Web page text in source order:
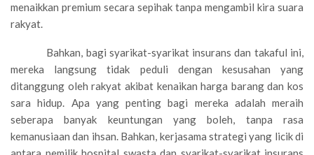
menaikkan premium secara sepihak tanpa mengambil kira suara
rakyat.
Bahkan, bagi syarikat-syarikat insurans dan takaful ini,
mereka langsung tidak peduli dengan kesusahan yang
ditanggung oleh rakyat akibat kenaikan harga barang dan kos
sara hidup. Apa yang penting bagi mereka adalah meraih
seberapa banyak keuntungan yang boleh, tanpa rasa
kemanusiaan dan ihsan. Bahkan, kerjasama strategi yang licik di